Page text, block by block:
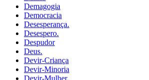
Demagogia
Democracia
Desesperança.
Desespero.
Despudor
Deus.
Devir-Criança
Devir-Minoria